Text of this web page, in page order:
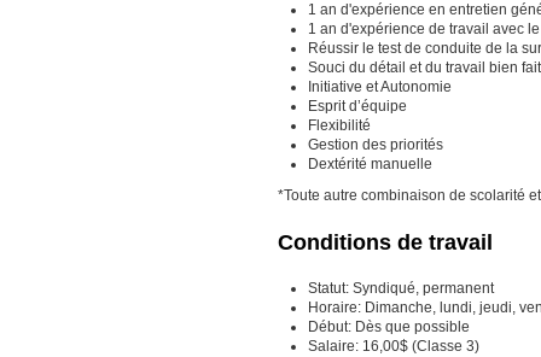
1 an d'expérience en entretien
1 an d'expérience de travail avec
Réussir le test de conduite de la
Souci du détail et du travail bien fait
Initiative et Autonomie
Esprit d’équipe
Flexibilité
Gestion des priorités
Dextérité manuelle
*Toute autre combinaison de scolarité
Conditions de travail
Statut: Syndiqué, permanent
Horaire: Dimanche, lundi, jeudi,
Début: Dès que possible
Salaire: 16,00$ (Classe 3)